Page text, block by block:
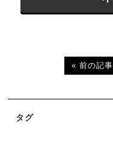
« 前の記
タグ